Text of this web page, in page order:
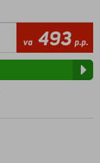
va 493 p.p.